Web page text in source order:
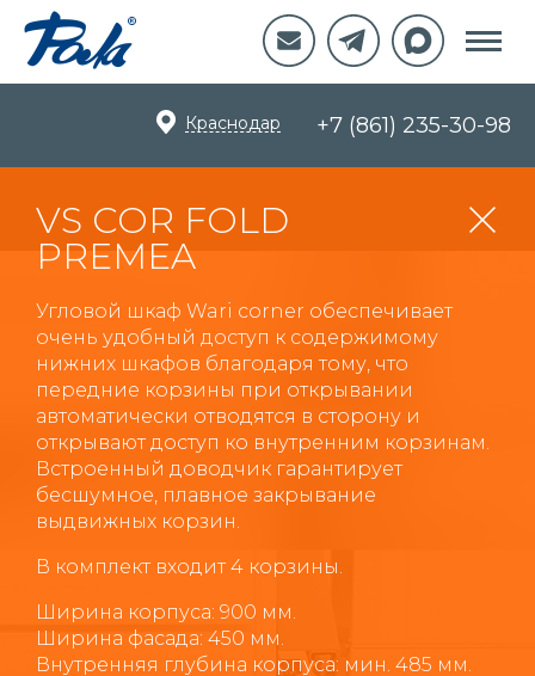
Краснодар +7 (861) 235-30-98
VS COR FOLD
PREMEA
Угловой шкаф Wari corner обеспечивает
очень удобный доступ к содержимому
нижних шкафов благодаря тому, что
передние корзины при открывании
автоматически отводятся в сторону и
открывают доступ ко внутренним корзинам.
Встроенный доводчик гарантирует
бесшумное, плавное закрывание
выдвижных корзин.
В комплект входит 4 корзины.
Ширина корпуса: 900 мм.
Ширина фасада: 450 мм.
Внутренняя глубина корпуса: мин. 485 мм.